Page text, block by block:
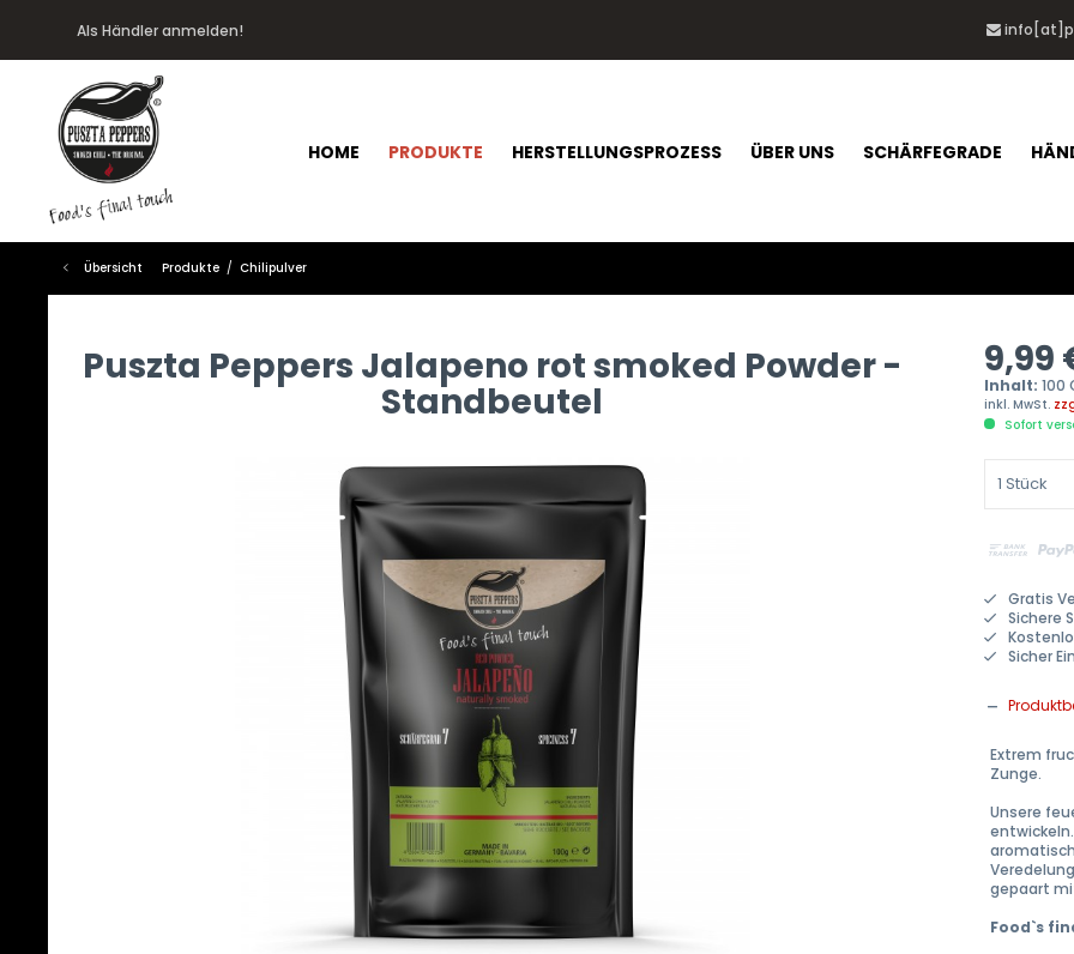
Als Händler anmelden!
HOME PRODUKTE HERSTELLUNGSPROZESS ÜBER UNS SCHÄRFEGRADE
Übersicht Produkte Chilipulver
Puszta Peppers Jalapeno rot smoked Powder -
Standbeutel
9,99
Inhalt:100
inkl. MwSt.
Sofort
Gratis
Sichere
Sicher
Extrem
Zunge.
Unsere
gepaart
Food`s